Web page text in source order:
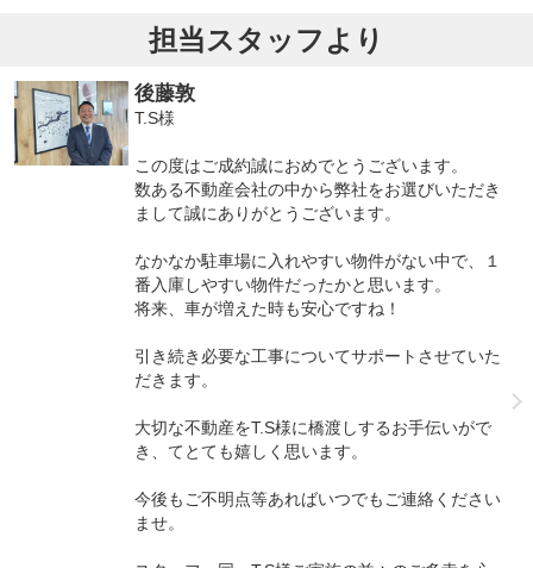
担当スタッフより
後藤敦
T.S様
この度はご成約誠におめでとうございます。
数ある不動産会社の中から弊社をお選びいただき
まして誠にありがとうございます。
なかなか駐車場に入れやすい物件がない中で、１
番入庫しやすい物件だったかと思います。
将来、車が増えた時も安心ですね！
引き続き必要な工事についてサポートさせていた
だきます。
大切な不動産をT.S様に橋渡しするお手伝いがで
き、てとても嬉しく思います。
今後もご不明点等あればいつでもご連絡ください
ませ。